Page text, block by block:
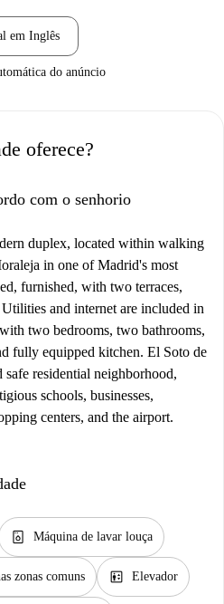
em Inglês
do anúncio
oferece?
com o senhorio
duplex, located within walking
in one of Madrid's most
furnished, with two terraces,
and internet are included in
two bedrooms, two bathrooms,
fully equipped kitchen. El Soto de
residential neighborhood,
schools, businesses,
centers, and the airport.
dishwasher_gen Máquina de lavar louça
zonas comuns elevator Elevador